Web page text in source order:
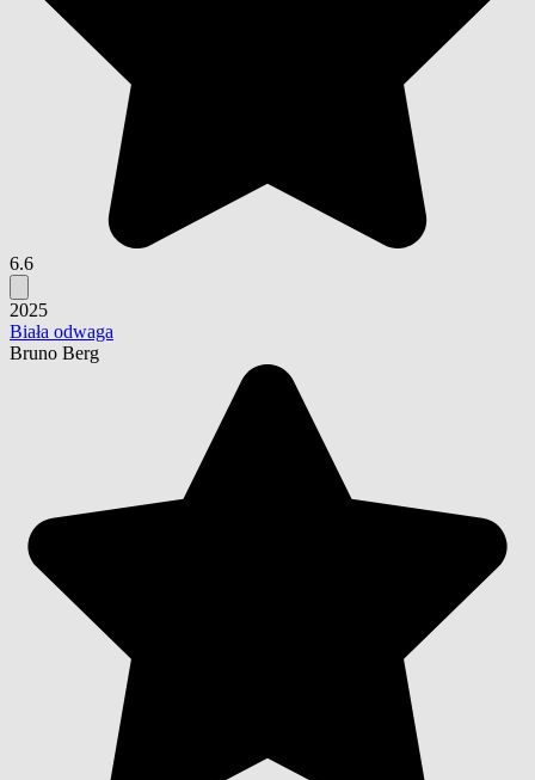
6.6
2025
Biała odwaga
Bruno Berg